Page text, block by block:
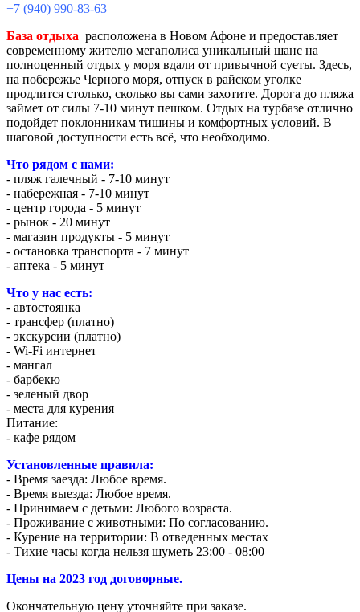
+7 (940) 990-83-63
База отдыха расположена в Новом Афоне и предоставляет
современному жителю мегаполиса уникальный шанс на
полноценный отдых у моря вдали от привычной суеты. Здесь,
на побережье Черного моря, отпуск в райском уголке
продлится столько, сколько вы сами захотите. Дорога до пляжа
займет от силы 7-10 минут пешком. Отдых на турбазе отлично
подойдет поклонникам тишины и комфортных условий. В
шаговой доступности есть всё, что необходимо.
Что рядом с нами:
- пляж галечный - 7-10 минут
- набережная - 7-10 минут
- центр города - 5 минут
- рынок - 20 минут
- магазин продукты - 5 минут
- остановка транспорта - 7 минут
- аптека - 5 минут
Что у нас есть:
- автостоянка
- трансфер (платно)
- экскурсии (платно)
- Wi-Fi интернет
- мангал
- барбекю
- зеленый двор
- места для курения
Питание:
- кафе рядом
Установленные правила:
- Время заезда: Любое время.
- Время выезда: Любое время.
- Принимаем с детьми: Любого возраста.
- Проживание с животными: По согласованию.
- Курение на территории: В отведенных местах
- Тихие часы когда нельзя шуметь 23:00 - 08:00
Цены на 2023 год договорные.
Окончательную цену уточняйте при заказе.